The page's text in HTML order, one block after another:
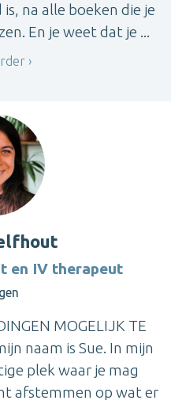
na alle boeken die je
En je weet dat je ...
en IV therapeut
MOGELIJK TE
naam is Sue. In mijn
plek waar je mag
afstemmen op wat er